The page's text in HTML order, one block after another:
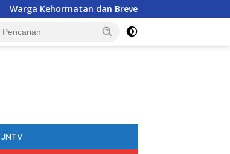
Korps Marinir Diberikan Kepada Wakil
JNTV